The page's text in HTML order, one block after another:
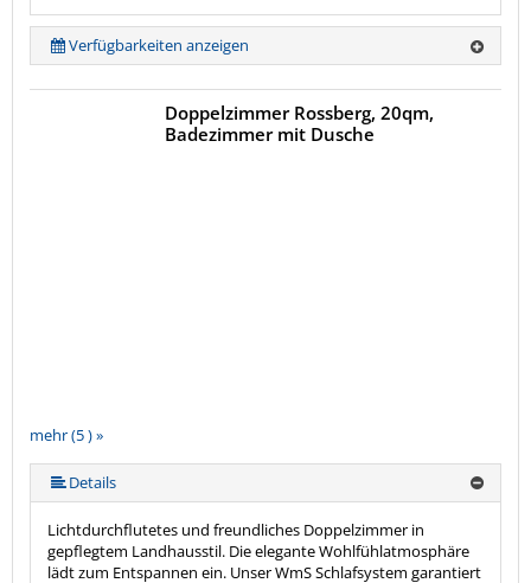
Verfügbarkeiten anzeigen
mehr (5 ) »
mehr (5 ) »
Doppelzimmer Rossberg, 20qm,
Badezimmer mit Dusche
Details
Lichtdurchflutetes und freundliches Doppelzimmer in
gepflegtem Landhausstil. Die elegante Wohlfühlatmosphäre
lädt zum Entspannen ein. Unser WmS Schlafsystem garantiert